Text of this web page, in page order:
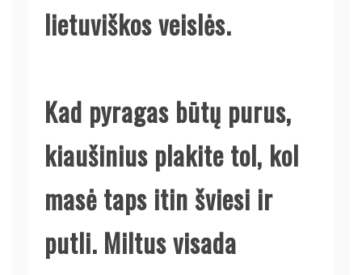
lietuviškos veislės.
Kad pyragas būtų purus,
kiaušinius plakite tol, kol
masė taps itin šviesi ir
putli. Miltus visada